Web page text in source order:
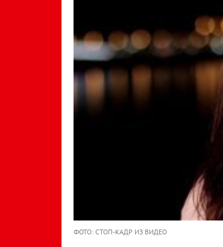
ФОТО: СТОП-КАДР ИЗ ВИДЕО